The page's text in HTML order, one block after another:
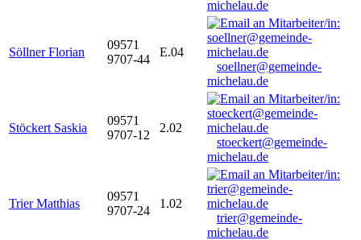
michelau.de
Söllner Florian
09571
9707-44
E.04
soellner@gemeinde-
michelau.de
Stöckert Saskia
09571
9707-12
2.02
stoeckert@gemeinde-
michelau.de
Trier Matthias
09571
9707-24
1.02
trier@gemeinde-
michelau.de